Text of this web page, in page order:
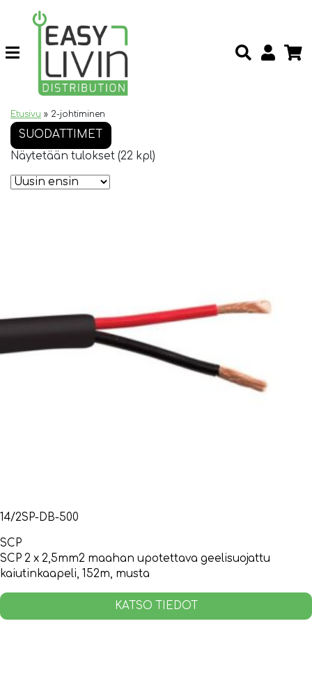
Etusivu » 2-johtiminen
SUODATTIMET
Näytetään tulokset (22 kpl)
14/2SP-DB-500
SCP
SCP 2 x 2,5mm2 maahan upotettava geelisuojattu
kaiutinkaapeli, 152m, musta
KATSO TIEDOT